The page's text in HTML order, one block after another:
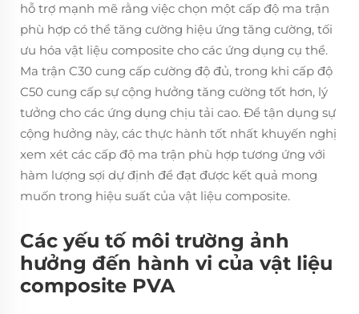
hỗ trợ mạnh mẽ rằng việc chọn một cấp độ ma trận
phù hợp có thể tăng cường hiệu ứng tăng cường, tối
ưu hóa vật liệu composite cho các ứng dụng cụ thể.
Ma trận C30 cung cấp cường độ đủ, trong khi cấp độ
C50 cung cấp sự cộng hưởng tăng cường tốt hơn, lý
tưởng cho các ứng dụng chịu tải cao. Để tận dụng sự
cộng hưởng này, các thực hành tốt nhất khuyến nghị
xem xét các cấp độ ma trận phù hợp tương ứng với
hàm lượng sợi dự định để đạt được kết quả mong
muốn trong hiệu suất của vật liệu composite.
Các yếu tố môi trường ảnh
hưởng đến hành vi của vật liệu
composite PVA